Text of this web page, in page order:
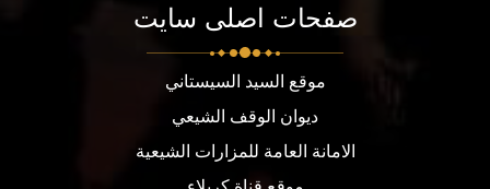
صفحات اصلی سایت
موقع السيد السيستاني
ديوان الوقف الشيعي
الامانة العامة للمزارات الشيعية